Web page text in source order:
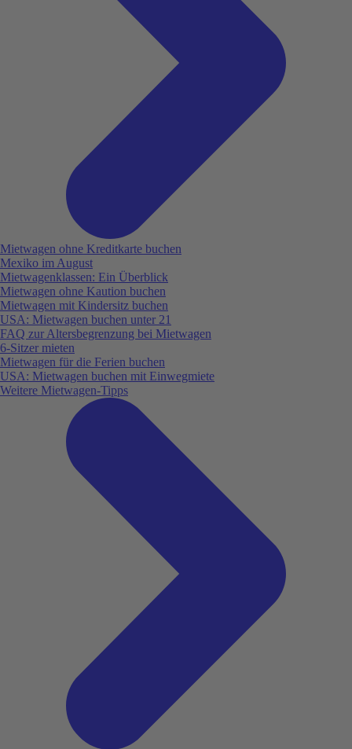
Mietwagen ohne Kreditkarte buchen
Mexiko im August
Mietwagenklassen: Ein Überblick
Mietwagen ohne Kaution buchen
Mietwagen mit Kindersitz buchen
USA: Mietwagen buchen unter 21
FAQ zur Altersbegrenzung bei Mietwagen
6-Sitzer mieten
Mietwagen für die Ferien buchen
USA: Mietwagen buchen mit Einwegmiete
Weitere Mietwagen-Tipps